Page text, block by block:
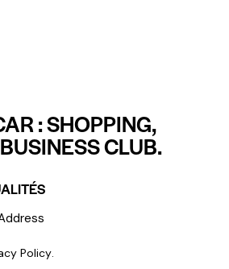
: SHOPPING,
CLUB.
Policy.